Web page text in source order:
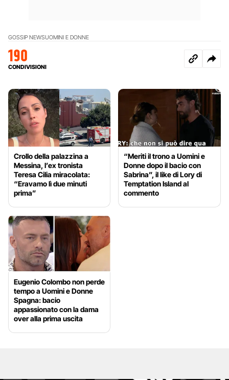
GOSSIP NEWSUOMINI E DONNE
190
CONDIVISIONI
Crollo della palazzina a
Messina, l’ex tronista
Teresa Cilia miracolata:
“Eravamo lì due minuti
prima”
“Meriti il trono a Uomini e
Donne dopo il bacio con
Sabrina”, il like di Lory di
Temptation Island al
commento
Eugenio Colombo non perde
tempo a Uomini e Donne
Spagna: bacio
appassionato con la dama
over alla prima uscita